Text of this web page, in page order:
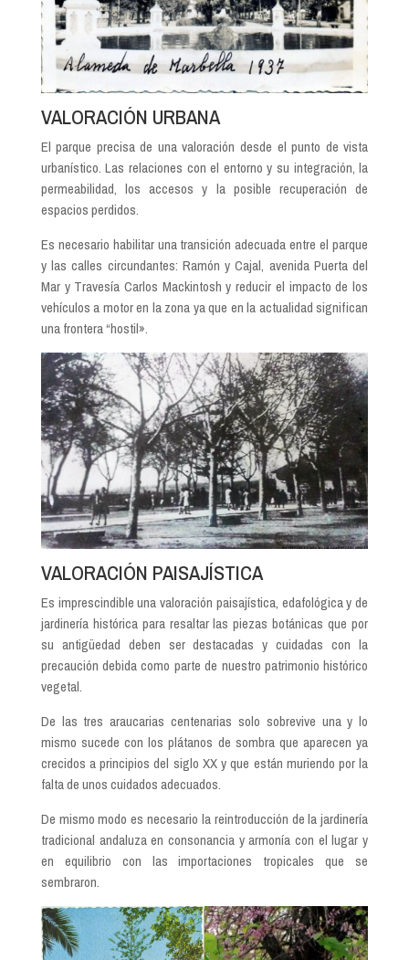
VALORACIÓN URBANA
El parque precisa de una valoración desde el punto de vista
urbanístico. Las relaciones con el entorno y su integración, la
permeabilidad, los accesos y la posible recuperación de
espacios perdidos.
Es necesario habilitar una transición adecuada entre el parque
y las calles circundantes: Ramón y Cajal, avenida Puerta del
Mar y Travesía Carlos Mackintosh y reducir el impacto de los
vehículos a motor en la zona ya que en la actualidad significan
una frontera “hostil».
VALORACIÓN PAISAJÍSTICA
Es imprescindible una valoración paisajística, edafológica y de
jardinería histórica para resaltar las piezas botánicas que por
su antigüedad deben ser destacadas y cuidadas con la
precaución debida como parte de nuestro patrimonio histórico
vegetal.
De las tres araucarias centenarias solo sobrevive una y lo
mismo sucede con los plátanos de sombra que aparecen ya
crecidos a principios del siglo XX y que están muriendo por la
falta de unos cuidados adecuados.
De mismo modo es necesario la reintroducción de la jardinería
tradicional andaluza en consonancia y armonía con el lugar y
en equilibrio con las importaciones tropicales que se
sembraron.